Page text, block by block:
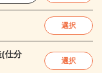
選択
(仕分
選択